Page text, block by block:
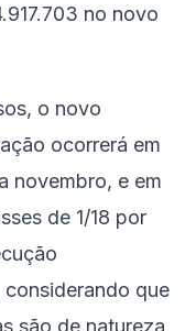
no novo
o novo
ocorrerá em
novembro, e em
de 1/18 por
que
são de natureza